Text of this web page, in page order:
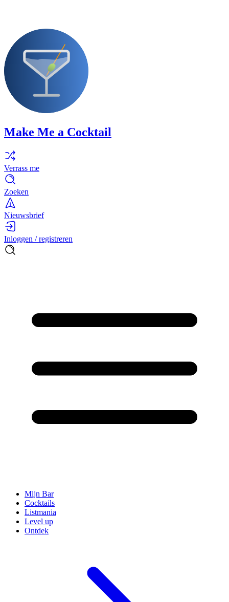
Make Me a Cocktail
Verrass me
Zoeken
Nieuwsbrief
Inloggen / registreren
Mijn Bar
Cocktails
Listmania
Level up
Ontdek